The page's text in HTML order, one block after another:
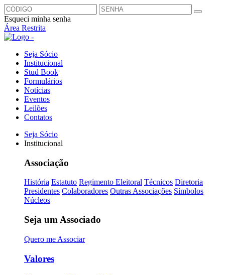
Esqueci minha senha
Área Restrita
Seja Sócio
Institucional
Stud Book
Formulários
Notícias
Eventos
Leilões
Contatos
Seja Sócio
Institucional
Associação
História Estatuto Regimento Eleitoral Técnicos Diretoria
Presidentes Colaboradores Outras Associações Símbolos
Núcleos
Seja um Associado
Quero me Associar
Valores